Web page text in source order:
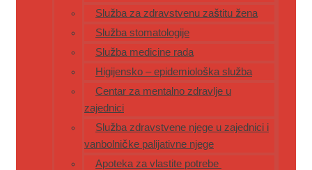
Služba za zdravstvenu zaštitu žena
Služba stomatologije
Služba medicine rada
Higijensko – epidemiološka služba
Centar za mentalno zdravlje u
zajednici
Služba zdravstvene njege u zajednici i
vanbolničke palijativne njege
Apoteka za vlastite potrebe